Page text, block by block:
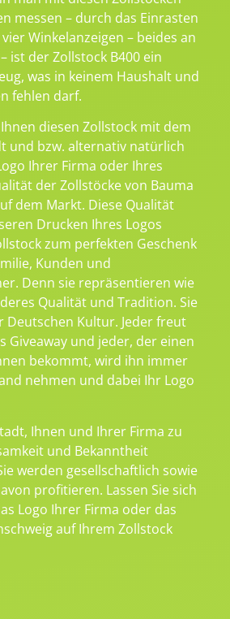
messen – durch das Einrasten
Winkelanzeigen – beides an
ist der Zollstock B400 ein
was in keinem Haushalt und
fehlen darf.
diesen Zollstock mit dem
und bzw. alternativ natürlich
Ihrer Firma oder Ihres
der Zollstöcke von Bauma
dem Markt. Diese Qualität
Drucken Ihres Logos
zum perfekten Geschenk
Kunden und
Denn sie repräsentieren wie
Qualität und Tradition. Sie
Deutschen Kultur. Jeder freut
Giveaway und jeder, der einen
bekommt, wird ihn immer
nehmen und dabei Ihr Logo
Ihnen und Ihrer Firma zu
und Bekanntheit
werden gesellschaftlich sowie
profitieren. Lassen Sie sich
Logo Ihrer Firma oder das
auf Ihrem Zollstock